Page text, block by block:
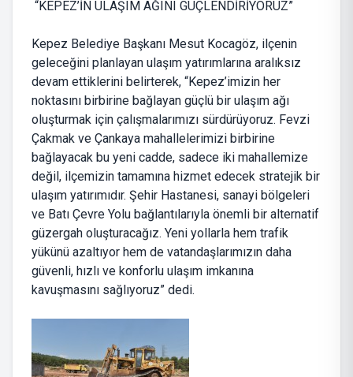
“KEPEZ’İN ULAŞIM AĞINI GÜÇLENDİRİYORUZ”
Kepez Belediye Başkanı Mesut Kocagöz, ilçenin
geleceğini planlayan ulaşım yatırımlarına aralıksız
devam ettiklerini belirterek, “Kepez’imizin her
noktasını birbirine bağlayan güçlü bir ulaşım ağı
oluşturmak için çalışmalarımızı sürdürüyoruz. Fevzi
Çakmak ve Çankaya mahallelerimizi birbirine
bağlayacak bu yeni cadde, sadece iki mahallemize
değil, ilçemizin tamamına hizmet edecek stratejik bir
ulaşım yatırımıdır. Şehir Hastanesi, sanayi bölgeleri
ve Batı Çevre Yolu bağlantılarıyla önemli bir alternatif
güzergah oluşturacağız. Yeni yollarla hem trafik
yükünü azaltıyor hem de vatandaşlarımızın daha
güvenli, hızlı ve konforlu ulaşım imkanına
kavuşmasını sağlıyoruz” dedi.